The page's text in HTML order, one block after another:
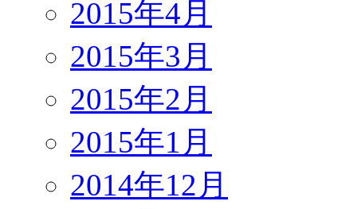
2015年4月
2015年3月
2015年2月
2015年1月
2014年12月